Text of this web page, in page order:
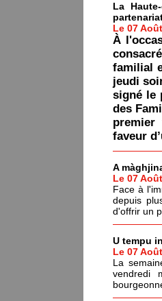
La
Le 07
À
familial
jeudi
signé le
des
faveur
A
Le 07
Face à
depuis
d'offrir un
U tempu
Le 07
La
vendredi